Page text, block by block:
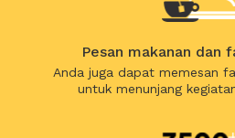
Pesan makanan dan
Anda juga dapat memesan
untuk menunjang